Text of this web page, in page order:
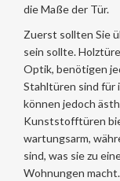
die Maße der Tür.
Zuerst sollten Sie
sein sollte.
Optik, benötigen
Stahltüren sind für
können jedoch
Kunststofftüren
wartungsarm,
sind, was sie zu
Wohnungen macht.